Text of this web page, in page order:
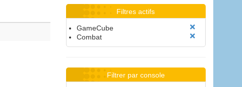
Filtres actifs
GameCube
Combat
Filtrer par console